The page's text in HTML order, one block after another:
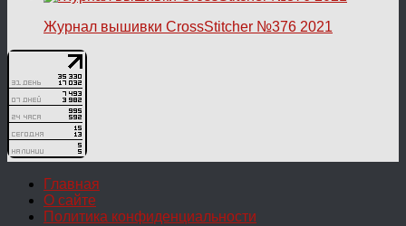
Журнал вышивки CrossStitcher №376 2021
Главная
О сайте
Политика конфиденциальности